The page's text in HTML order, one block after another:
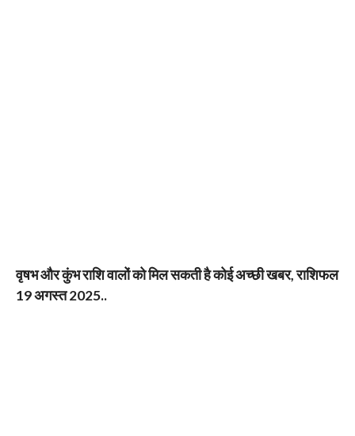
वृषभ और कुंभ राशि वालों को मिल सकती है कोई अच्छी खबर, राशिफल
19 अगस्त 2025..